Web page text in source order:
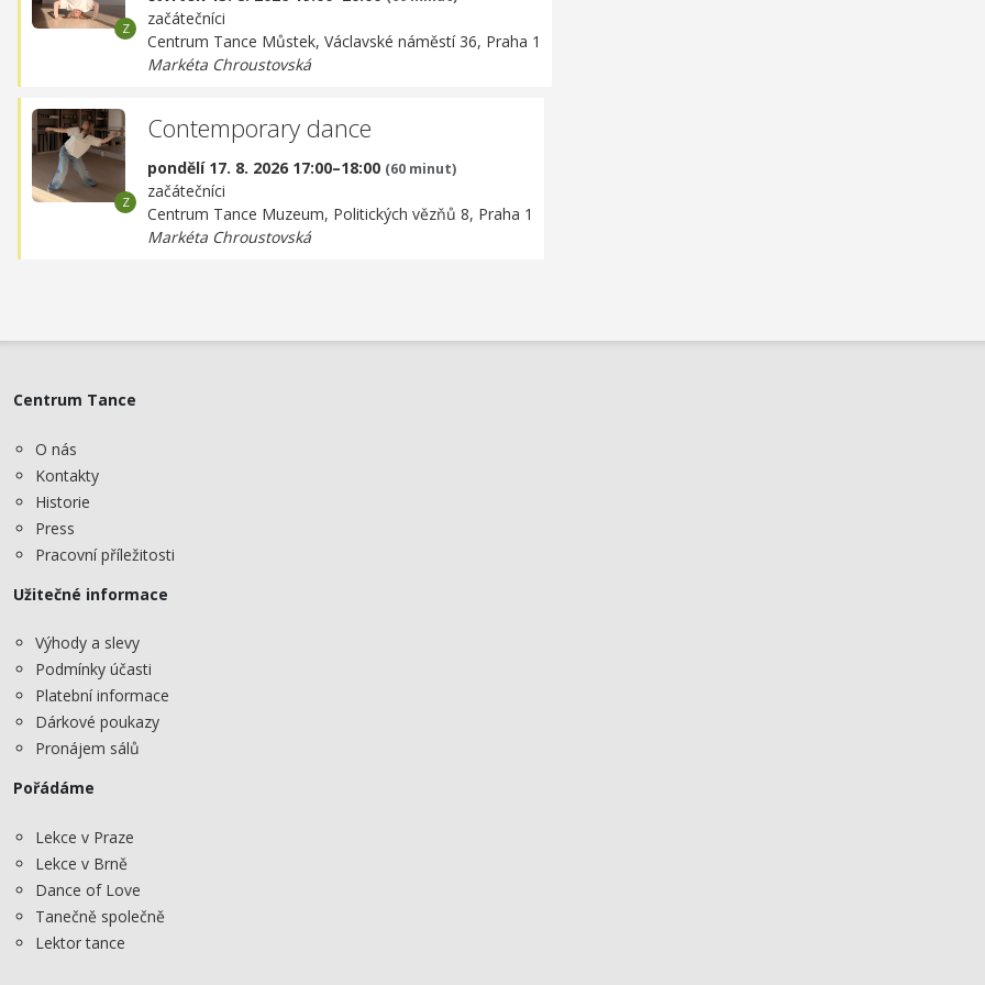
začátečníci
Centrum Tance Můstek, Václavské náměstí 36, Praha 1
Markéta Chroustovská
Contemporary dance
pondělí 17. 8. 2026 17:00–18:00 (60 minut)
začátečníci
Centrum Tance Muzeum, Politických vězňů 8, Praha 1
Markéta Chroustovská
Centrum Tance
O nás
Kontakty
Historie
Press
Pracovní příležitosti
Užitečné informace
Výhody a slevy
Podmínky účasti
Platební informace
Dárkové poukazy
Pronájem sálů
Pořádáme
Lekce v Praze
Lekce v Brně
Dance of Love
Tanečně společně
Lektor tance